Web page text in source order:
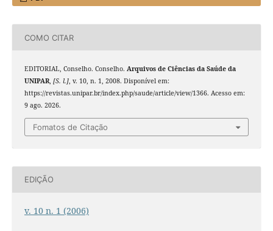
COMO CITAR
EDITORIAL, Conselho. Conselho. Arquivos de Ciências da Saúde da
UNIPAR, [S. l.], v. 10, n. 1, 2008. Disponível em:
https://revistas.unipar.br/index.php/saude/article/view/1366. Acesso em:
9 ago. 2026.
Fomatos de Citação
EDIÇÃO
v. 10 n. 1 (2006)